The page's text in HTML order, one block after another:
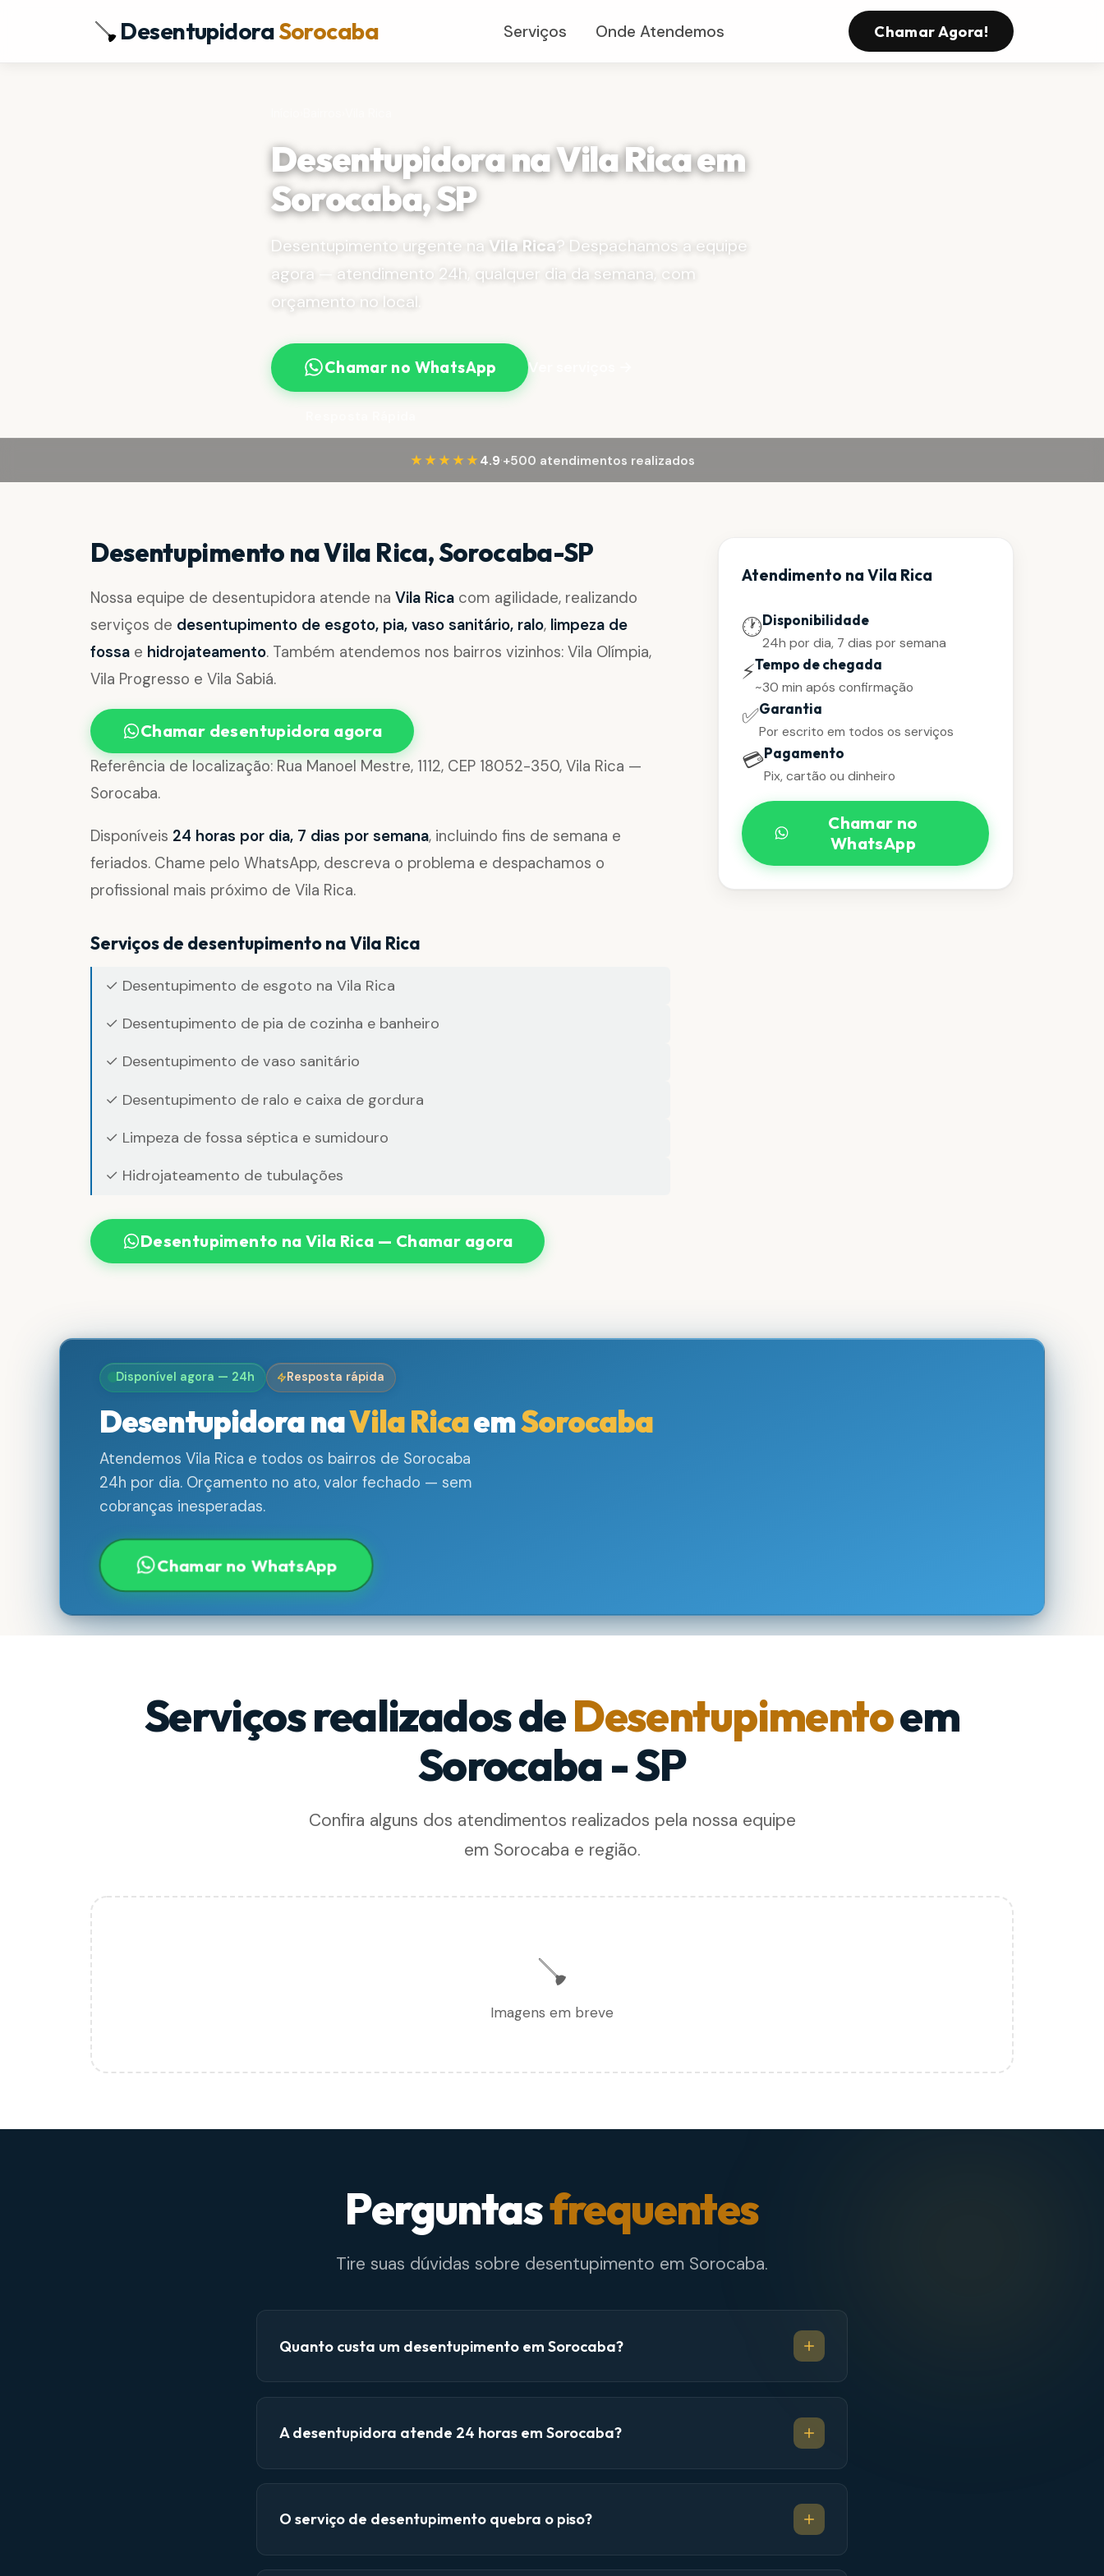
DesentupidoraSorocaba Serviços Onde Atendemos Chamar Agora!
Desentupidora na Vila Rica em
Sorocaba, SP
Desentupimento urgente na Vila Rica? Despachamos a equipe
agora — atendimento 24h, qualquer dia da semana, com
orçamento no local.
Chamar no WhatsApp Ver serviços →
★★★★★ 4.9·+500 atendimentos realizados
Desentupimento na Vila Rica, Sorocaba-SP
Nossa equipe de desentupidora atende naVila Rica com agilidade, realizando
serviços de desentupimento de esgoto, pia, vaso sanitário, ralo, limpeza de
fossa e hidrojateamento. Também atendemos nos bairros vizinhos: Vila Olímpia,
Vila Progresso e Vila Sabiá.
Chamar desentupidora agora
Referência de localização: Rua Manoel Mestre, 1112, CEP 18052-350, Vila Rica —
Sorocaba.
Disponíveis 24 horas por dia, 7 dias por semana, incluindo fins de semana e
feriados. Chame pelo WhatsApp, descreva o problema e despachamos o
profissional mais próximo de Vila Rica.
Serviços de desentupimento na Vila Rica
✓ Desentupimento de esgoto na Vila Rica
✓ Desentupimento de pia de cozinha e banheiro
✓ Desentupimento de vaso sanitário
✓ Desentupimento de ralo e caixa de gordura
✓ Limpeza de fossa séptica e sumidouro
✓ Hidrojateamento de tubulações
Desentupimento na Vila Rica — Chamar agora
Atendimento na Vila Rica
🕐Disponibilidade
24h por dia, 7 dias por semana
⚡Tempo de chegada
~30 min após confirmação
✅Garantia
Por escrito em todos os serviços
💳Pagamento
Pix, cartão ou dinheiro
Chamar no
WhatsApp
Disponível agora — 24h Resposta rápida
Desentupidora naVila RicaemSorocaba
Atendemos Vila Rica e todos os bairros de Sorocaba
24h por dia. Orçamento no ato, valor fechado — sem
cobranças inesperadas.
Chamar no WhatsApp
Serviços realizados deDesentupimentoem
Sorocaba - SP
Confira alguns dos atendimentos realizados pela nossa equipe
em Sorocaba e região.
🪠
Imagens em breve
Perguntasfrequentes
Tire suas dúvidas sobre desentupimento em Sorocaba.
Quanto custa um desentupimento em Sorocaba?
A desentupidora atende 24 horas em Sorocaba?
O serviço de desentupimento quebra o piso?